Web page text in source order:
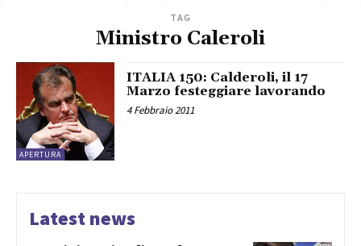
TAG
Ministro Caleroli
APERTURA
ITALIA 150: Calderoli, il 17
Marzo festeggiare lavorando
4 Febbraio 2011
Latest news